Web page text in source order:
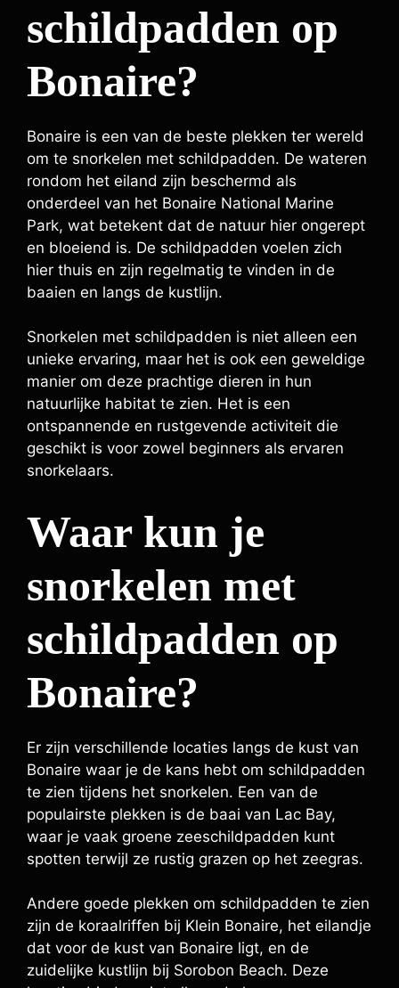
schildpadden op
Bonaire?
Bonaire is een van de beste plekken ter wereld
om te snorkelen met schildpadden. De wateren
rondom het eiland zijn beschermd als
onderdeel van het Bonaire National Marine
Park, wat betekent dat de natuur hier ongerept
en bloeiend is. De schildpadden voelen zich
hier thuis en zijn regelmatig te vinden in de
baaien en langs de kustlijn.
Snorkelen met schildpadden is niet alleen een
unieke ervaring, maar het is ook een geweldige
manier om deze prachtige dieren in hun
natuurlijke habitat te zien. Het is een
ontspannende en rustgevende activiteit die
geschikt is voor zowel beginners als ervaren
snorkelaars.
Waar kun je
snorkelen met
schildpadden op
Bonaire?
Er zijn verschillende locaties langs de kust van
Bonaire waar je de kans hebt om schildpadden
te zien tijdens het snorkelen. Een van de
populairste plekken is de baai van Lac Bay,
waar je vaak groene zeeschildpadden kunt
spotten terwijl ze rustig grazen op het zeegras.
Andere goede plekken om schildpadden te zien
zijn de koraalriffen bij Klein Bonaire, het eilandje
dat voor de kust van Bonaire ligt, en de
zuidelijke kustlijn bij Sorobon Beach. Deze